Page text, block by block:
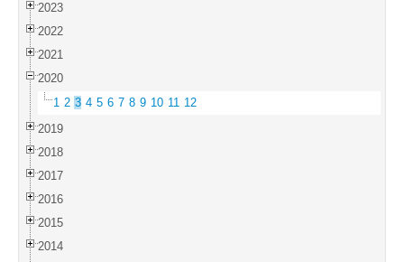
2023
2022
2021
2020
1 2 3 4 5 6 7 8 9 10 11 12
2019
2018
2017
2016
2015
2014